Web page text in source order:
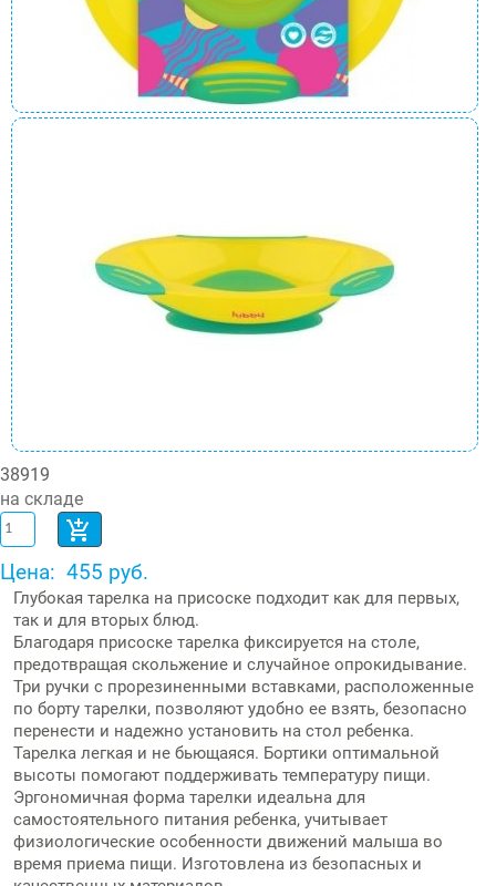
38919
на складе
Цена: 455 руб.
Глубокая тарелка на присоске подходит как для первых,
так и для вторых блюд.
Благодаря присоске тарелка фиксируется на столе,
предотвращая скольжение и случайное опрокидывание.
Три ручки с прорезиненными вставками, расположенные
по борту тарелки, позволяют удобно ее взять, безопасно
перенести и надежно установить на стол ребенка.
Тарелка легкая и не бьющаяся. Бортики оптимальной
высоты помогают поддерживать температуру пищи.
Эргономичная форма тарелки идеальна для
самостоятельного питания ребенка, учитывает
физиологические особенности движений малыша во
время приема пищи. Изготовлена из безопасных и